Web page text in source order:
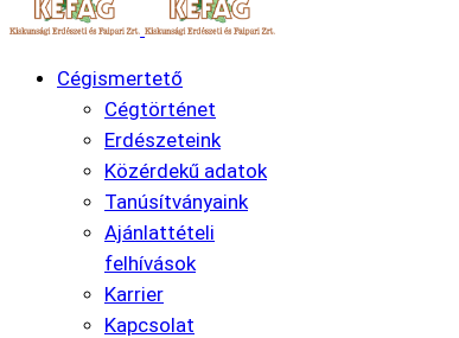
Cégismertető
Cégtörténet
Erdészeteink
Közérdekű adatok
Tanúsítványaink
Ajánlattételi
felhívások
Karrier
Kapcsolat